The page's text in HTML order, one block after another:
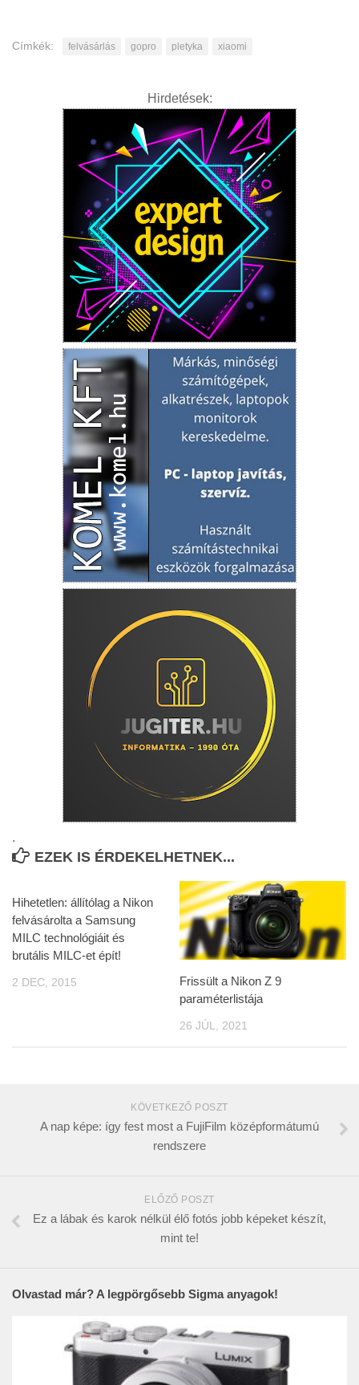
Címkék: felvásárlás gopro pletyka xiaomi
Hirdetések:
.
EZEK IS ÉRDEKELHETNEK...
Hihetetlen: állítólag a Nikon
felvásárolta a Samsung
MILC technológiáit és
brutális MILC-et épít!
2 DEC, 2015
Frissült a Nikon Z 9
paraméterlistája
26 JÚL, 2021
KÖVETKEZŐ POSZT
A nap képe: így fest most a FujiFilm középformátumú
rendszere
ELŐZŐ POSZT
Ez a lábak és karok nélkül élő fotós jobb képeket készít,
mint te!
Olvastad már? A legpörgősebb Sigma anyagok!